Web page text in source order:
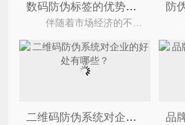
数码防伪标签的优势价值有哪些？
二维码防伪系统对企业的好处有哪些？